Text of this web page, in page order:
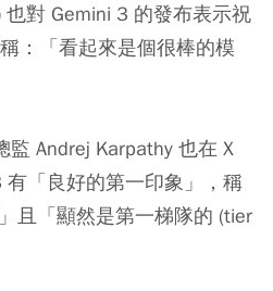
對 Gemini 3 的發布表示祝
：「看起來是個很棒的模
監 Andrej Karpathy 也在 X
「良好的第一印象」，稱
且「顯然是第一梯隊的 (tier